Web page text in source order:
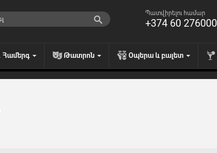
Պատվիրելու համար
+374 60 276000
Համերգ Թատրոն Օպերա և բալետ